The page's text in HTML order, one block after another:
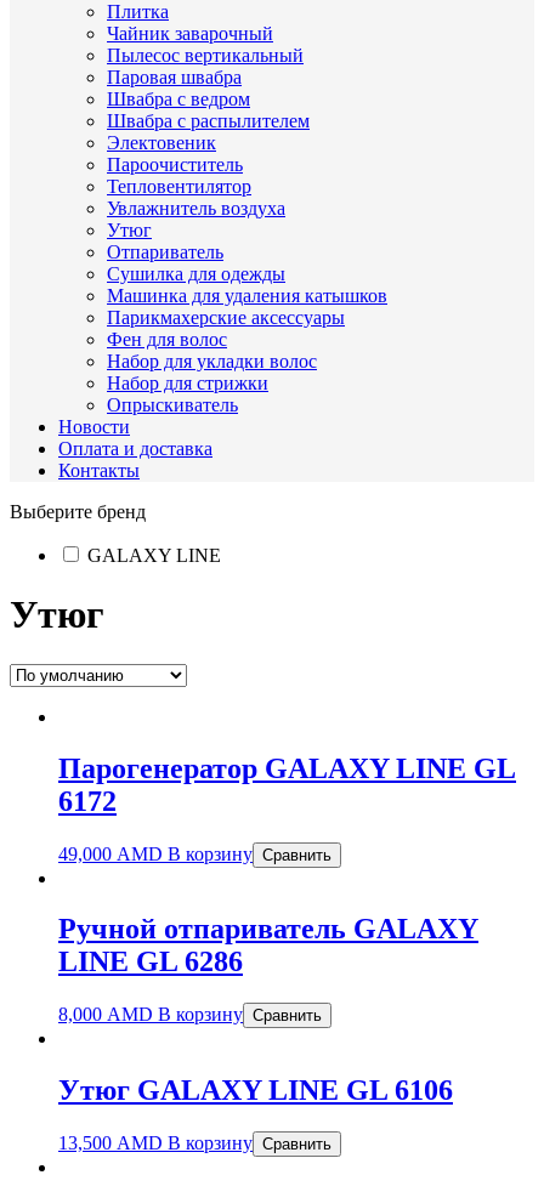
Плитка
Чайник заварочный
Пылесос вертикальный
Паровая швабра
Швабра с ведром
Швабра с распылителем
Электовеник
Пароочиститель
Тепловентилятор
Увлажнитель воздуха
Утюг
Отпариватель
Сушилка для одежды
Машинка для удаления катышков
Парикмахерские аксессуары
Фен для волос
Набор для укладки волос
Набор для стрижки
Опрыскиватель
Новости
Оплата и доставка
Контакты
Выберите бренд
GALAXY LINE
Утюг
Парогенератор GALAXY LINE GL
6172
49,000 AMD В корзину Сравнить
Ручной отпариватель GALAXY
LINE GL 6286
8,000 AMD В корзину Сравнить
Утюг GALAXY LINE GL 6106
13,500 AMD В корзину Сравнить